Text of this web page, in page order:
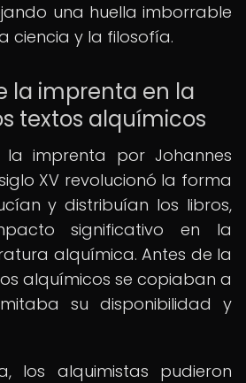
una huella imborrable
ciencia y la filosofía.
la imprenta en la
textos alquímicos
la imprenta por Johannes
XV revolucionó la forma
y distribuían los libros,
significativo en la
alquímica. Antes de la
alquímicos se copiaban a
su disponibilidad y
los alquimistas pudieron